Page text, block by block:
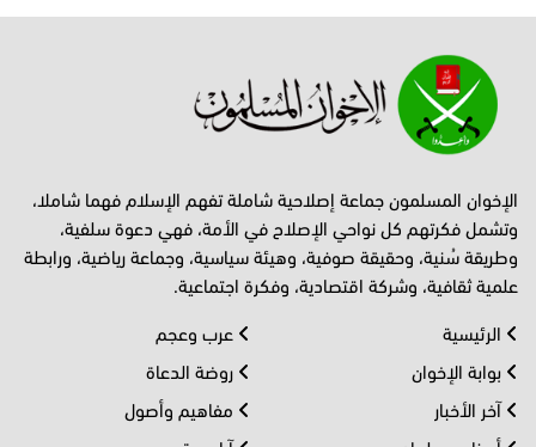
الإخوان المسلمون جماعة إصلاحية شاملة تفهم الإسلام فهما شاملا،
وتشمل فكرتهم كل نواحي الإصلاح في الأمة، فهي دعوة سلفية،
وطريقة سُنية، وحقيقة صوفية، وهيئة سياسية، وجماعة رياضية، ورابطة
علمية ثقافية، وشركة اقتصادية، وفكرة اجتماعية.
الرئيسية
بوابة الإخوان
آخر الأخبار
عرب وعجم
روضة الدعاة
مفاهيم وأصول